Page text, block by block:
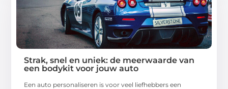
Strak, snel en uniek: de meerwaarde van
een bodykit voor jouw auto
Een auto personaliseren is voor veel liefhebbers een